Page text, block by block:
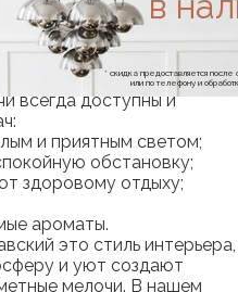
оригинальных и
ничто из них не
как живой огонь.
квартиры не так
всегда доступны и
и приятным светом;
обстановку;
здоровому отдыху;
ароматы.
это стиль интерьера,
и уют создают
мелочи. В нашем
* скидка предоставляется
или по телефону и